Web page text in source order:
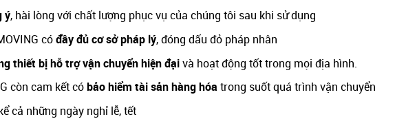
ý, hài lòng với chất lượng phục vụ của chúng tôi sau khi sử dụng
cóđầy đủ cơ sở pháp lý, đóng dấu đỏ pháp nhân
thiết bị hỗ trợ vận chuyển hiện đạivà hoạt động tốt trong mọi địa hình.
còn cam kết cóbảo hiểm tài sản hàng hóa trong suốt quá trình vận chuyển
cả những ngày nghỉ lễ, tết